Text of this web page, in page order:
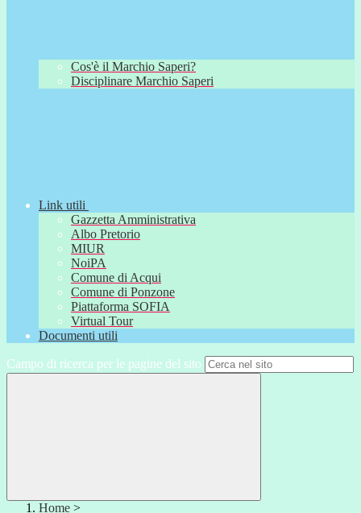
Cos'è il Marchio Saperi?
Disciplinare Marchio Saperi
Link utili
Gazzetta Amministrativa
Albo Pretorio
MIUR
NoiPA
Comune di Acqui
Comune di Ponzone
Piattaforma SOFIA
Virtual Tour
Documenti utili
Campo di ricerca per le pagine del sito
Home >